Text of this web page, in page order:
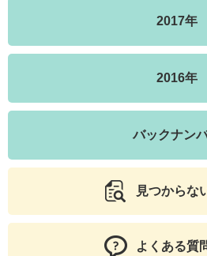
2017年
2016年
バックナン
見つからな
よくある質